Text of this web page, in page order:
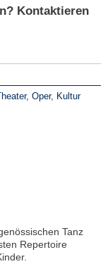
Kontaktieren
Theater, Oper, Kultur
Tanz
Repertoire